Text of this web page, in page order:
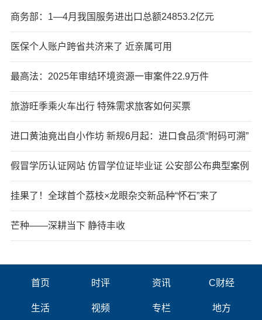
商务部：1—4月我国服务进出口总额24853.2亿元
医保个人账户跨省共济来了 近亲属可用
最高法：2025年审结环境资源一审案件22.9万件
旅游旺季乘火车出行 特殊需求旅客如何买票
进口黄油竟出自小作坊 新规6月起：进口食品须“附码可溯”
假冒学历认证网站 仿冒学位证毕业证 公安部公布典型案例
挂果了！全球首个荔枝×龙眼杂交新品种“怀石”来了
芒种——深耕当下 静待丰收
首页 时评 资讯 C财经
生活 视频 专栏 地方